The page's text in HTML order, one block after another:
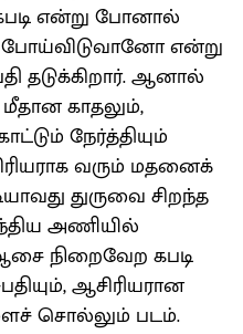
என்று போனால்
என்று
தடுக்கிறார். ஆனால்
மீதான காதலும்,
நேர்த்தியும்
வரும் மதனைக்
துருவை சிறந்த
அணியில்
நிறைவேற கபடி
ஆசிரியரான
சொல்லும் படம்.